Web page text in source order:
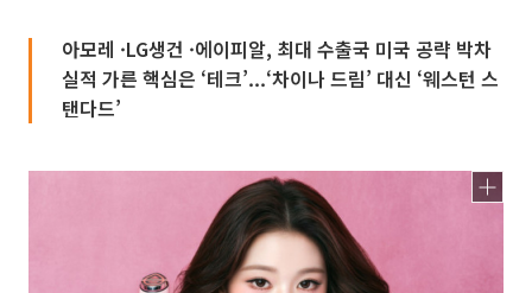
아모레 ·LG생건 ·에이피알, 최대 수출국 미국 공략 박차
실적 가른 핵심은 ‘테크’...‘차이나 드림’ 대신 ‘웨스턴 스
탠다드’